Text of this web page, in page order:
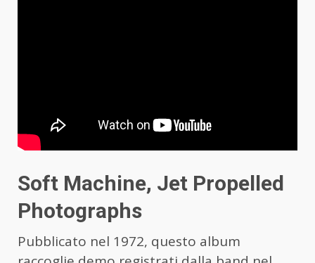
Soft Machine, Jet Propelled
Photographs
Pubblicato nel 1972, questo album